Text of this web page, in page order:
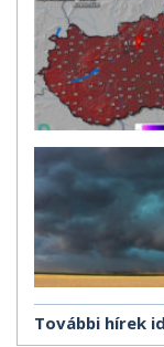
További hírek